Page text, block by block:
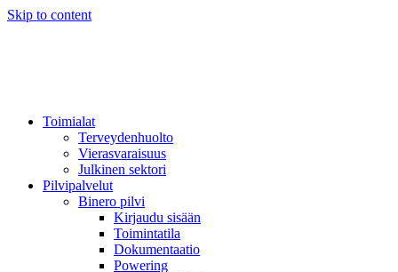
Skip to content
Toimialat
Terveydenhuolto
Vierasvaraisuus
Julkinen sektori
Pilvipalvelut
Binero pilvi
Kirjaudu sisään
Toimintatila
Dokumentaatio
Powering